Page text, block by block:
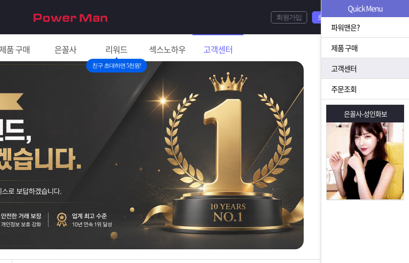
제품 구매 은꼴사 리워드
친구 초대하면 5천원!
섹스노하우 고객센터
회원가입 로그인
[제품 가격인하] 2018년 가격인하 안내
[제헌절]7월17일 제헌절 택배사 휴무안내
Quick Menu
파워맨은?
제품 구매
고객센터
주문조회
은꼴사-성인화보 은꼴사-성인화보